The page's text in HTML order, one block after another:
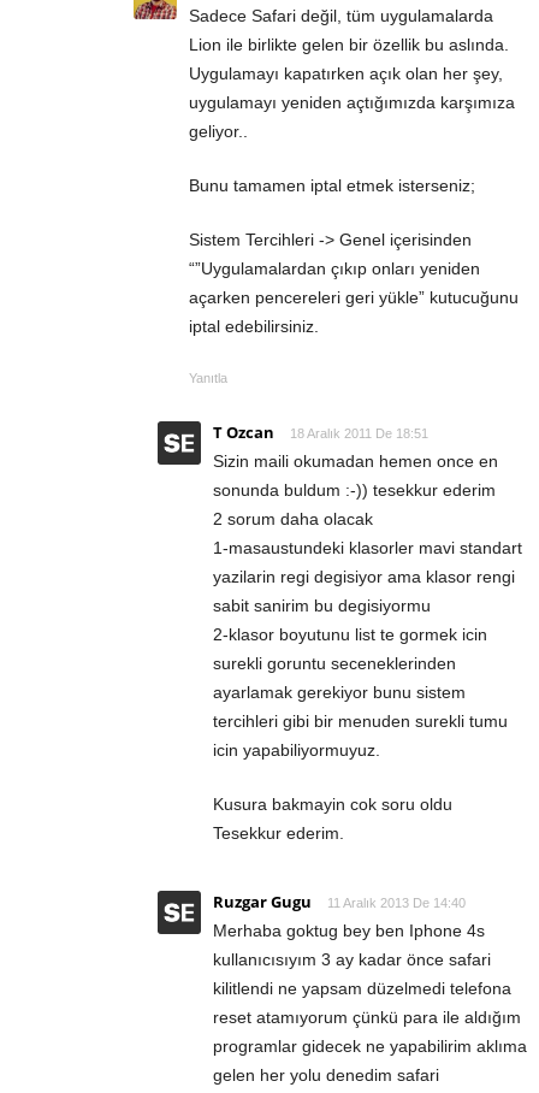
Sadece Safari değil, tüm uygulamalarda
Lion ile birlikte gelen bir özellik bu aslında.
Uygulamayı kapatırken açık olan her şey,
uygulamayı yeniden açtığımızda karşımıza
geliyor..
Bunu tamamen iptal etmek isterseniz;
Sistem Tercihleri -> Genel içerisinden
“”Uygulamalardan çıkıp onları yeniden
açarken pencereleri geri yükle” kutucuğunu
iptal edebilirsiniz.
Yanıtla
T Ozcan 18 Aralık 2011 De 18:51
Sizin maili okumadan hemen once en
sonunda buldum :-)) tesekkur ederim
2 sorum daha olacak
1-masaustundeki klasorler mavi standart
yazilarin regi degisiyor ama klasor rengi
sabit sanirim bu degisiyormu
2-klasor boyutunu list te gormek icin
surekli goruntu seceneklerinden
ayarlamak gerekiyor bunu sistem
tercihleri gibi bir menuden surekli tumu
icin yapabiliyormuyuz.
Kusura bakmayin cok soru oldu
Tesekkur ederim.
Ruzgar Gugu 11 Aralık 2013 De 14:40
Merhaba goktug bey ben Iphone 4s
kullanıcısıyım 3 ay kadar önce safari
kilitlendi ne yapsam düzelmedi telefona
reset atamıyorum çünkü para ile aldığım
programlar gidecek ne yapabilirim aklıma
gelen her yolu denedim safari